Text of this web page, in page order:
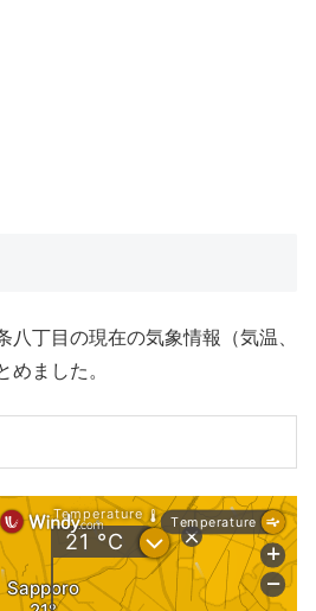
八丁目の現在の気象情報（気温、
めました。